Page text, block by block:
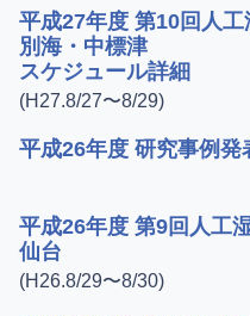
平成27年度 第10回人
別海・中標津
スケジュール詳細
(H27.8/27〜8/29)
平成26年度 研究事例発
平成26年度 第9回人工
仙台
(H26.8/29〜8/30)